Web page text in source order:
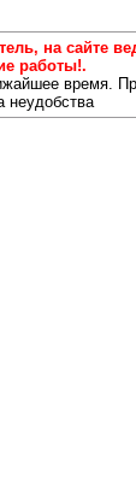
на сайте
работы!.
время.
неудобства